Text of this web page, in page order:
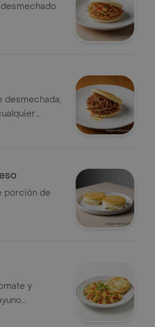
desmechada,
porción de
y